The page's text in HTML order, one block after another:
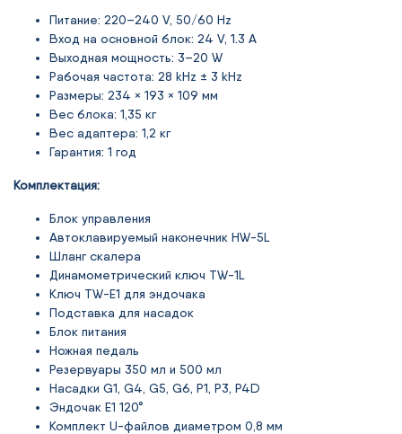
Питание: 220–240 V, 50/60 Hz
Вход на основной блок: 24 V, 1.3 A
Выходная мощность: 3–20 W
Рабочая частота: 28 kHz ± 3 kHz
Размеры: 234 × 193 × 109 мм
Вес блока: 1,35 кг
Вес адаптера: 1,2 кг
Гарантия: 1 год
Комплектация:
Блок управления
Автоклавируемый наконечник HW-5L
Шланг скалера
Динамометрический ключ TW-1L
Ключ TW-E1 для эндочака
Подставка для насадок
Блок питания
Ножная педаль
Резервуары 350 мл и 500 мл
Насадки G1, G4, G5, G6, P1, P3, P4D
Эндочак E1 120°
Комплект U-файлов диаметром 0,8 мм